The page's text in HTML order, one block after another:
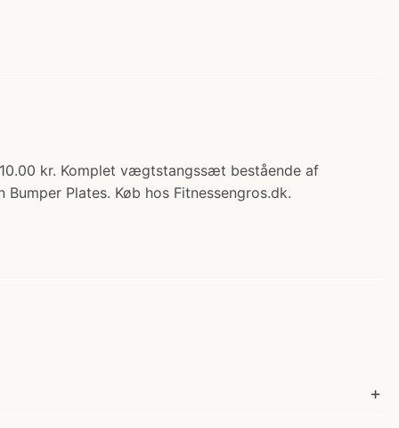
kr. Komplet vægtstangssæt bestående af
Plates. Køb hos Fitnessengros.dk.